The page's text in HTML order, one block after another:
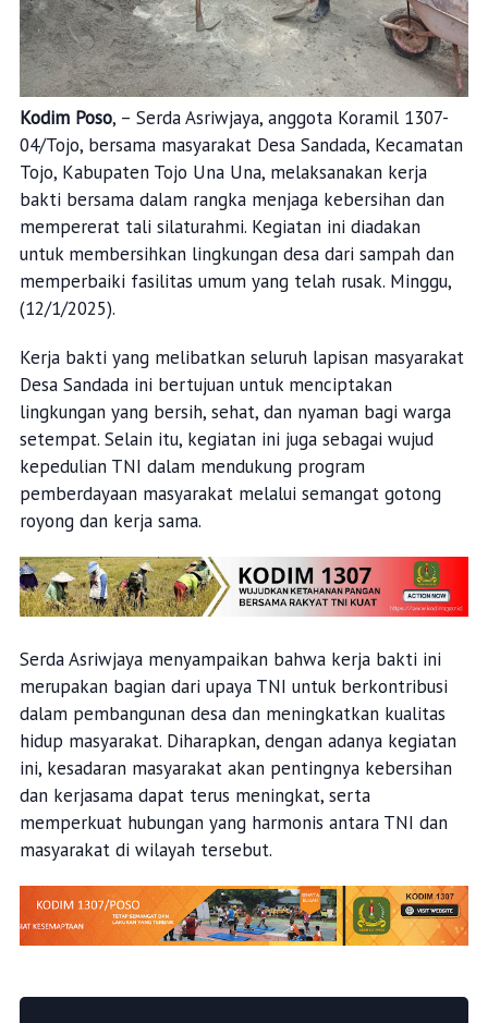
Kodim Poso, – Serda Asriwjaya, anggota Koramil 1307-
04/Tojo, bersama masyarakat Desa Sandada, Kecamatan
Tojo, Kabupaten Tojo Una Una, melaksanakan kerja
bakti bersama dalam rangka menjaga kebersihan dan
mempererat tali silaturahmi. Kegiatan ini diadakan
untuk membersihkan lingkungan desa dari sampah dan
memperbaiki fasilitas umum yang telah rusak. Minggu,
(12/1/2025).
Kerja bakti yang melibatkan seluruh lapisan masyarakat
Desa Sandada ini bertujuan untuk menciptakan
lingkungan yang bersih, sehat, dan nyaman bagi warga
setempat. Selain itu, kegiatan ini juga sebagai wujud
kepedulian TNI dalam mendukung program
pemberdayaan masyarakat melalui semangat gotong
royong dan kerja sama.
Serda Asriwjaya menyampaikan bahwa kerja bakti ini
merupakan bagian dari upaya TNI untuk berkontribusi
dalam pembangunan desa dan meningkatkan kualitas
hidup masyarakat. Diharapkan, dengan adanya kegiatan
ini, kesadaran masyarakat akan pentingnya kebersihan
dan kerjasama dapat terus meningkat, serta
memperkuat hubungan yang harmonis antara TNI dan
masyarakat di wilayah tersebut.